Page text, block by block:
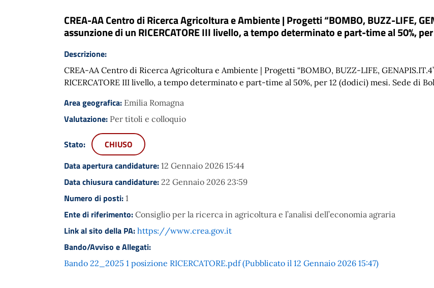
CREA-AA Centro di Ricerca Agricoltura e Ambiente | Progetti “BOMBO, BUZZ-LIFE,
assunzione di un RICERCATORE III livello, a tempo determinato e part-time al 50%,
Descrizione:
CREA-AA Centro di Ricerca Agricoltura e Ambiente | Progetti “BOMBO, BUZZ-LIFE,
RICERCATORE III livello, a tempo determinato e part-time al 50%, per 12 (dodici) mesi. Sede di
Area geografica: Emilia Romagna
Valutazione: Per titoli e colloquio
Stato:
CHIUSO
Data apertura candidature: 12 Gennaio 2026 15:44
Data chiusura candidature: 22 Gennaio 2026 23:59
Numero di posti: 1
Ente di riferimento: Consiglio per la ricerca in agricoltura e l’analisi dell’economia agraria
Link al sito della PA: https://www.crea.gov.it
Bando/Avviso e Allegati:
Bando 22_2025 1 posizione RICERCATORE.pdf (Pubblicato il 12 Gennaio 2026 15:47)